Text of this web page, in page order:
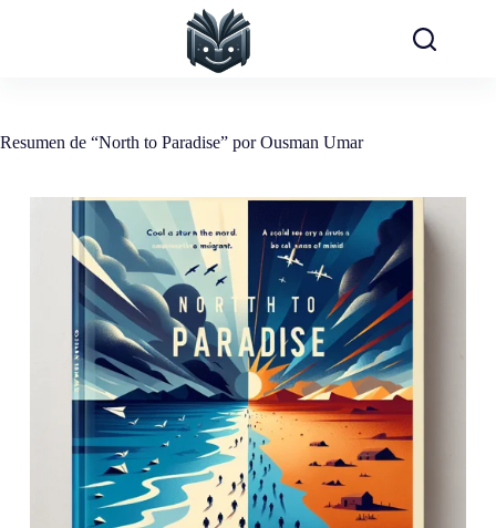
Resumen de “North to Paradise” por Ousman Umar